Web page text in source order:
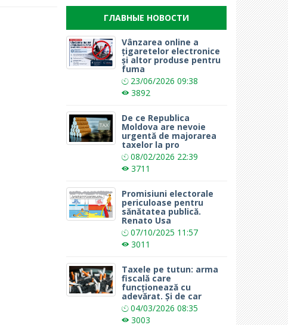
ГЛАВНЫЕ НОВОСТИ
Vânzarea online a
țigaretelor electronice
și altor produse pentru
fuma
23/06/2026 09:38
3892
De ce Republica
Moldova are nevoie
urgentă de majorarea
taxelor la pro
08/02/2026 22:39
3711
Promisiuni electorale
periculoase pentru
sănătatea publică.
Renato Usa
07/10/2025 11:57
3011
Taxele pe tutun: arma
fiscală care
funcționează cu
adevărat. Și de car
04/03/2026 08:35
3003